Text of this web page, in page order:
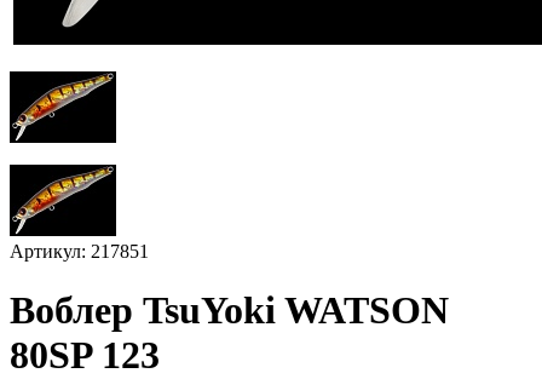
Артикул: 217851
Воблер TsuYoki WATSON
80SP 123